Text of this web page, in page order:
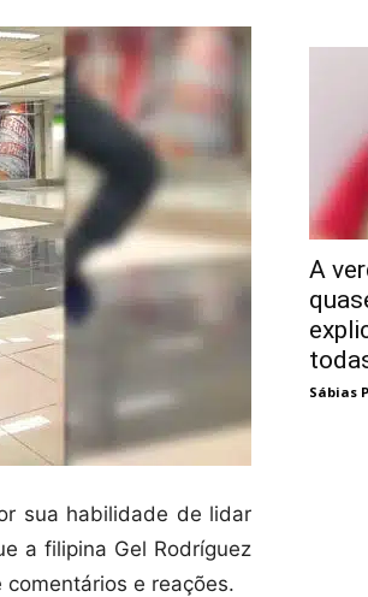
sua habilidade de lidar
a filipina Gel Rodríguez
e reações.
A
Sábias